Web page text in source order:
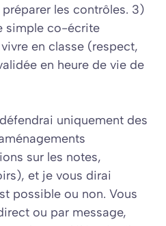
les contrôles. 3)
simple co-écrite
en classe (respect,
en heure de vie de
uniquement des
sur les notes,
et je vous dirai
possible ou non. Vous
ou par message,